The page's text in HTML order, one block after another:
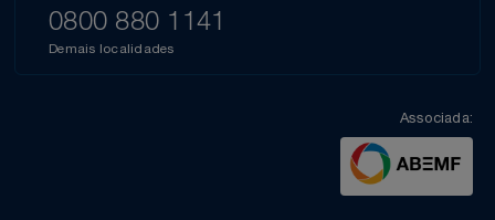
0800 880 1141
Demais localidades
Associada: